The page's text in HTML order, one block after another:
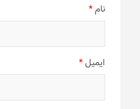
نام*
ایمیل*